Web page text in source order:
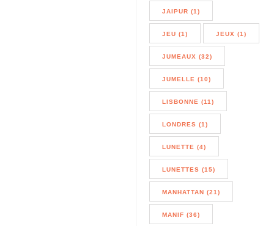
JAIPUR (1)
JEU (1) JEUX (1)
JUMEAUX (32)
JUMELLE (10)
LISBONNE (11)
LONDRES (1)
LUNETTE (4)
LUNETTES (15)
MANHATTAN (21)
MANIF (36)